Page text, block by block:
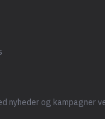
nyheder og kampagner